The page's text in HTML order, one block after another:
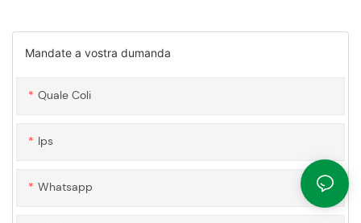
Mandate a vostra dumanda
Quale Coli
Ips
Whatsapp